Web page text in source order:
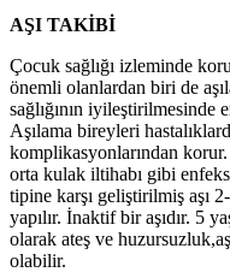
AŞI TAKİBİ
Çocuk sağlığı izleminde
önemli olanlardan biri de
sağlığının iyileştirilmesinde
Aşılama bireyleri
komplikasyonlarından
orta kulak iltihabı gibi
tipine karşı geliştirilmiş aşı
yapılır. İnaktif bir aşıdır. 5
olarak ateş ve
olabilir.